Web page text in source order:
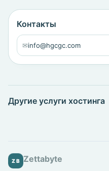
Контакты
✉info@hgcgc.com
Другие услуги хостинга
ZB Zettabyte